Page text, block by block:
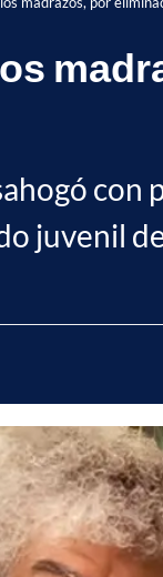
con
juvenil